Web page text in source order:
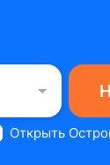
Открыть